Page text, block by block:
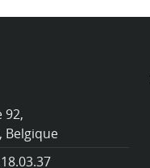
92,
Belgique